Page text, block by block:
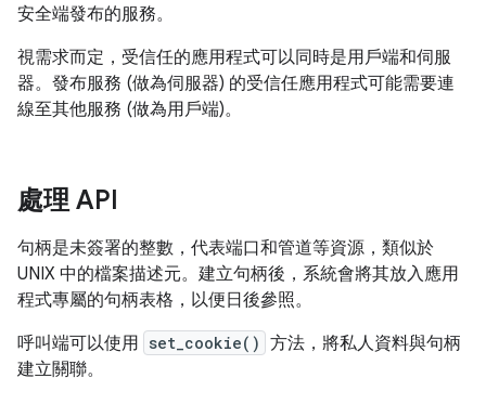
安全端發布的服務。
視需求而定，受信任的應用程式可以同時是用戶端和伺服
器。發布服務 (做為伺服器) 的受信任應用程式可能需要連
線至其他服務 (做為用戶端)。
處理 API
句柄是未簽署的整數，代表端口和管道等資源，類似於
UNIX 中的檔案描述元。建立句柄後，系統會將其放入應用
程式專屬的句柄表格，以便日後參照。
呼叫端可以使用 set_cookie() 方法，將私人資料與句柄
建立關聯。